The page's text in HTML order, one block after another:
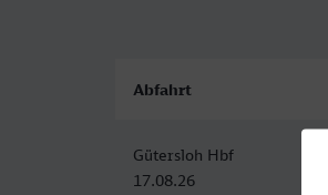
Abfahrt
Gütersloh Hbf
17.08.26